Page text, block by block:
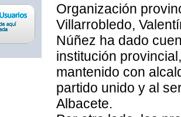
Organización
Villarrobledo,
Núñez ha dado
institución
mantenido con
partido unido y al
Albacete.